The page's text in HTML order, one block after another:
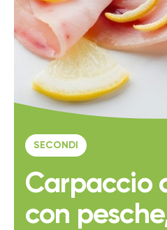
SECONDI
Carpaccio
con